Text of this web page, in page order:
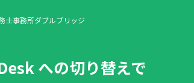
士事務所ダブルブリッジ
への切り替えで